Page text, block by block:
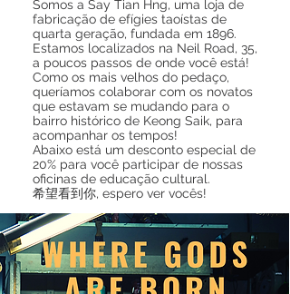
Somos a Say Tian Hng, uma loja de
fabricação de efígies taoístas de
quarta geração, fundada em 1896.
Estamos localizados na Neil Road, 35,
a poucos passos de onde você está!
Como os mais velhos do pedaço,
queríamos colaborar com os novatos
que estavam se mudando para o
bairro histórico de Keong Saik, para
acompanhar os tempos!
Abaixo está um desconto especial de
20% para você participar de nossas
oficinas de educação cultural.
希望看到你, espero ver vocês!